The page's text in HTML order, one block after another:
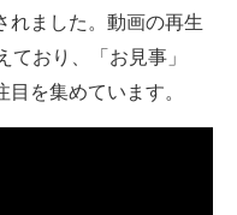
れました。動画の再生
おり、「お見事」
目を集めています。